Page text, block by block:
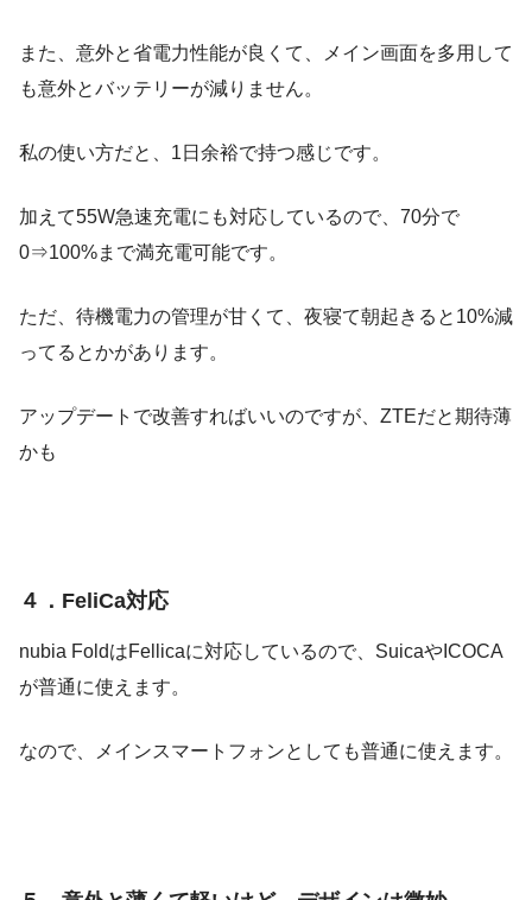
また、意外と省電力性能が良くて、メイン画面を多用して
も意外とバッテリーが減りません。
私の使い方だと、1日余裕で持つ感じです。
加えて55W急速充電にも対応しているので、70分で
0⇒100%まで満充電可能です。
ただ、待機電力の管理が甘くて、夜寝て朝起きると10%減
ってるとかがあります。
アップデートで改善すればいいのですが、ZTEだと期待薄
かも
４．FeliCa対応
nubia FoldはFellicaに対応しているので、SuicaやICOCA
が普通に使えます。
なので、メインスマートフォンとしても普通に使えます。